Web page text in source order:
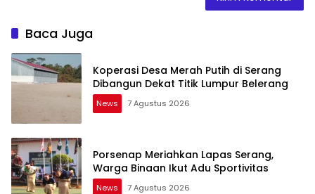
Baca Juga
Koperasi Desa Merah Putih di Serang
Dibangun Dekat Titik Lumpur Belerang
News 7 Agustus 2026
Porsenap Meriahkan Lapas Serang,
Warga Binaan Ikut Adu Sportivitas
News 7 Agustus 2026